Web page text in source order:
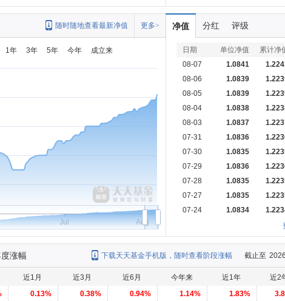
更多>
随时随地查看最新净值
1年 3年 5年 今年 成立来
Jul Aug
净值 分红 评级
日期 单位净值 累计净
08-07
1.0841
08-06
1.0839
08-05
1.0839
08-04
1.0838
08-03
1.0837
07-31
1.0836
07-30
1.0835
07-29
1.0836
07-28
1.0835
07-27
1.0835
07-24
1.0834
涨幅 截止至
下载天天基金手机版，随时查看阶段涨幅
近1月 近3月 近6月 今年来 近1年 近2
0.13% 0.38% 0.94% 1.14% 1.83%